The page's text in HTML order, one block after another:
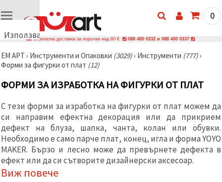
Използваме
🍪
Използваме
и подобни
технологии,
осигурим
правилната
работа на
сайта, да
подобрим
твоето
изживяване
и, с твое
съгласие,
да
0
Безплатна доставка за поръчки над 60 € 088 400 0332 и 088 400 0337
ЕМ АРТ › Инструменти и Опаковки (3029)› Инструменти (777)›
Форми за фигурки от плат (12)
ФОРМИ ЗА ИЗРАБОТКА НА ФИГУРКИ ОТ ПЛАТ
С тези форми за изработка на фигурки от плат можем да
си направим ефектна декорация или да прикрием
дефект на блуза, шапка, чанта, колан или обувки.
Необходимо е само парче плат, конец, игла и форма YOYO
MAKER. Бързо и лесно може да превърнете дефекта в
ефект или да си сътворите дизайнерски аксесоар.
Виж повече